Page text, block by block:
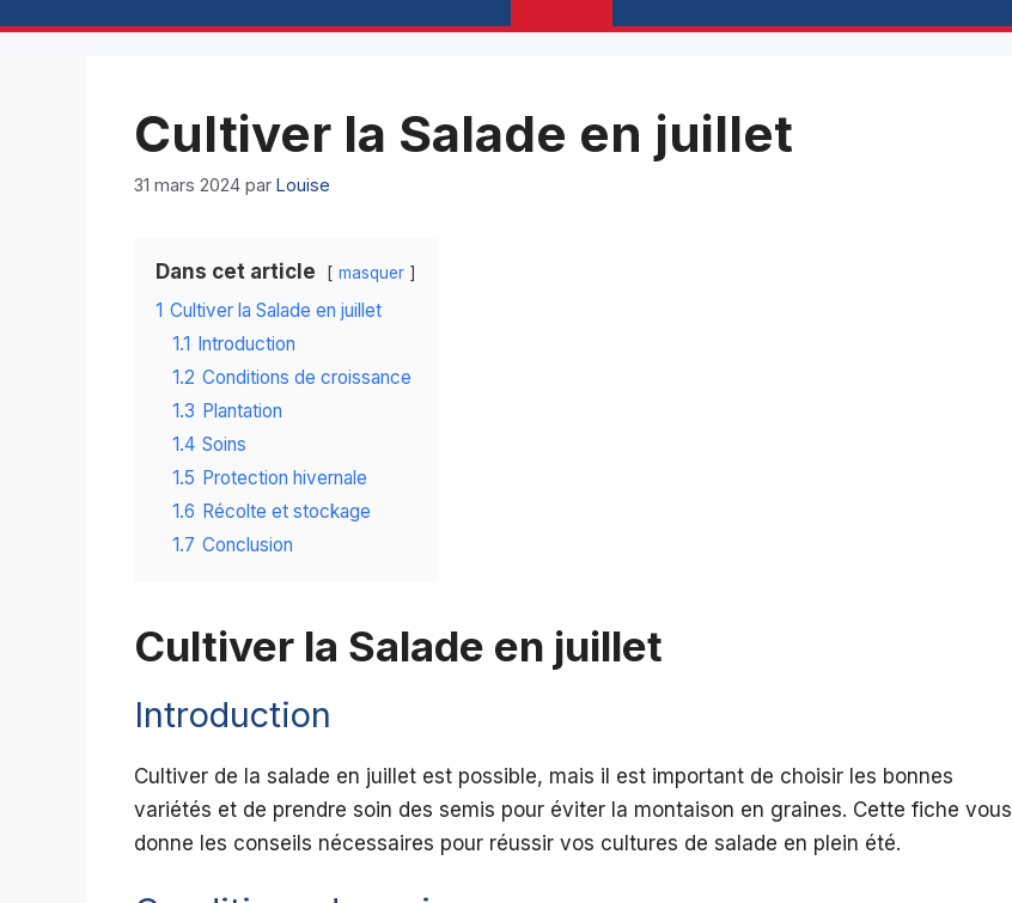
Cultiver la Salade en juillet
31 mars 2024 par Louise
Dans cet article masquer
1 Cultiver la Salade en juillet
1.1
Introduction
1.2 Conditions de croissance
1.3 Plantation
1.4 Soins
1.5 Protection hivernale
1.6 Récolte et stockage
1.7 Conclusion
Cultiver la Salade en juillet
Introduction
Cultiver de la salade en juillet est possible, mais il est important de choisir les bonnes
variétés et de prendre soin des semis pour éviter la montaison en graines. Cette fiche vous
donne les conseils nécessaires pour réussir vos cultures de salade en plein été.